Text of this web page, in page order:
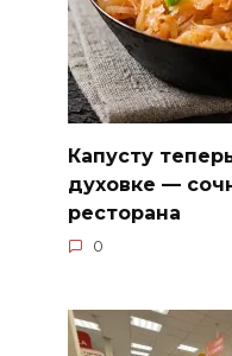
Капусту
духовке —
ресторана
0